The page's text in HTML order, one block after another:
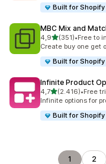
Built for Shopify
MBC Mix and
4,95 yıldız üzerinden
(351)
toplam 351•Free to
Create buy one get
Built for Shopify
Infinite Product
4,75 yıldız üzerinden
(2.416)
toplam 2416•Free
Infinite options for
Built for Shopify
1 2